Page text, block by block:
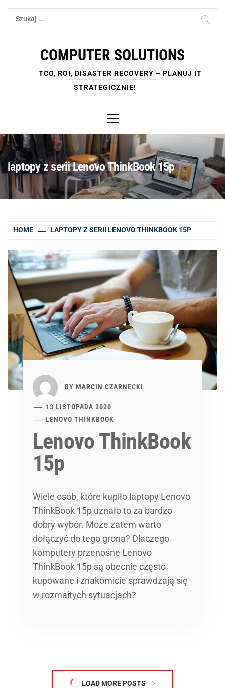
Skip
Szukaj:
COMPUTER SOLUTIONS
TCO, ROI, DISASTER RECOVERY – PLANUJ IT
STRATEGICZNIE!
Menu
laptopy z serii Lenovo ThinkBook 15p
HOME LAPTOPY Z SERII LENOVO THINKBOOK 15P
BY MARCIN CZARNECKI
13 LISTOPADA 2020
LENOVO THINKBOOK
Lenovo ThinkBook
15p
Wiele osób, które kupiło laptopy Lenovo
ThinkBook 15p uznało to za bardzo
dobry wybór. Może zatem warto
dołączyć do tego grona? Dlaczego
komputery przenośne Lenovo
ThinkBook 15p są obecnie często
kupowane i znakomicie sprawdzają się
w rozmaitych sytuacjach?
LOAD MORE POSTS